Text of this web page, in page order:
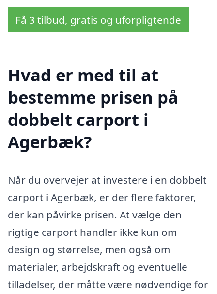
Få 3 tilbud, gratis og uforpligtende
Hvad er med til at
bestemme prisen på
dobbelt carport i
Agerbæk?
Når du overvejer at investere i en dobbelt
carport i Agerbæk, er der flere faktorer,
der kan påvirke prisen. At vælge den
rigtige carport handler ikke kun om
design og størrelse, men også om
materialer, arbejdskraft og eventuelle
tilladelser, der måtte være nødvendige for